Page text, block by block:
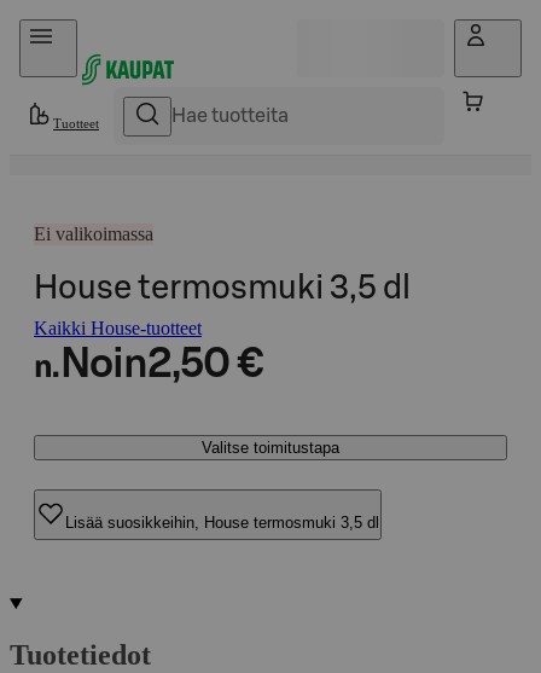
Hyppää sisältöön
Tuotteet
Ei valikoimassa
House termosmuki 3,5 dl
Kaikki House-tuotteet
n. Noin2,50 €
Valitse toimitustapa
Lisää suosikkeihin, House termosmuki 3,5 dl
Tuotetiedot